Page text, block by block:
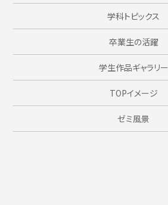
学科トピックス
卒業生の活躍
学生作品ギャラリー
TOPイメージ
ゼミ風景